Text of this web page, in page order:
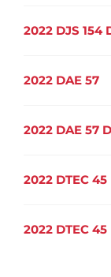
2022 DJS 154
2022 DAE 57
2022 DAE 57
2022 DTEC 45
2022 DTEC